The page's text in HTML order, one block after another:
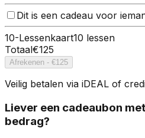
Dit is een cadeau voor
10-Lessenkaart10 lessen
Totaal€125
Afrekenen - €125
Veilig betalen via iDEAL of
Liever een cadeaubon
bedrag?